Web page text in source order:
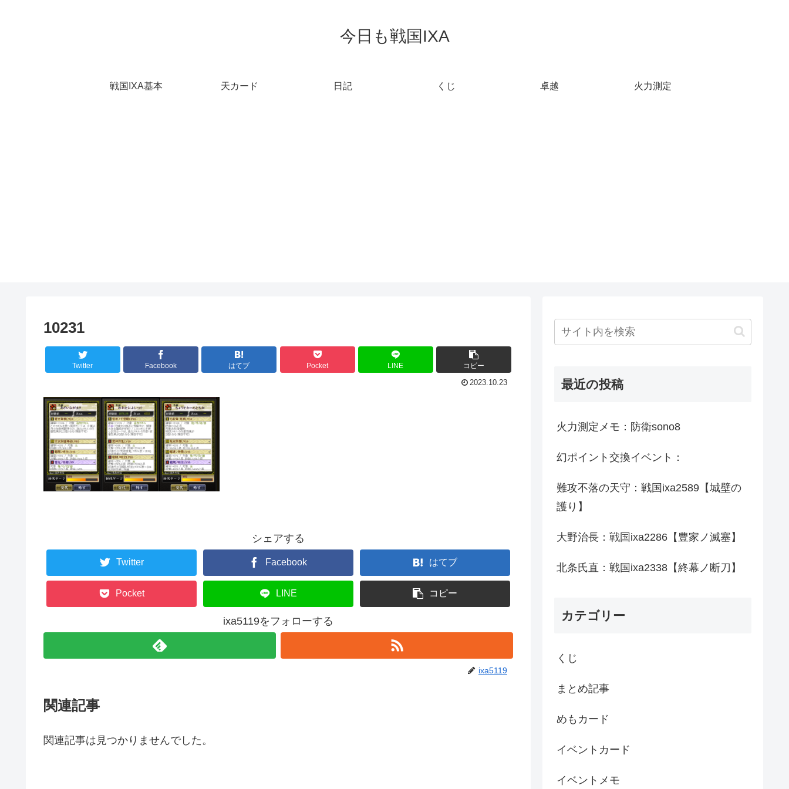
今日も戦国IXA
戦国IXA基本 天カード 日記 くじ 卓越 火力測定
10231
Twitter Facebook はてブ Pocket LINE コピー
2023.10.23
シェアする
Twitter Facebook はてブ
Pocket LINE コピー
ixa5119をフォローする
ixa5119
関連記事
関連記事は見つかりませんでした。
最近の投稿
火力測定メモ：防衛sono8
幻ポイント交換イベント：
難攻不落の天守：戦国ixa2589【城壁の
護り】
大野治長：戦国ixa2286【豊家ノ滅塞】
北条氏直：戦国ixa2338【終幕ノ断刀】
カテゴリー
くじ
まとめ記事
めもカード
イベントカード
イベントメモ